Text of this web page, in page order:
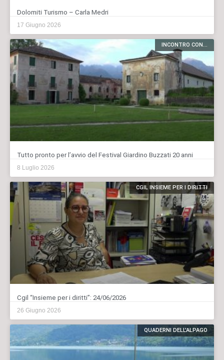
Dolomiti Turismo – Carla Medri
17 Giugno 2026
INCONTRO CON...
Tutto pronto per l’avvio del Festival Giardino Buzzati 20 anni
8 Luglio 2026
CGIL INSIEME PER I DIRITTI
Cgil “Insieme per i diritti”: 24/06/2026
26 Giugno 2026
QUADERNI DELL'ALPAGO